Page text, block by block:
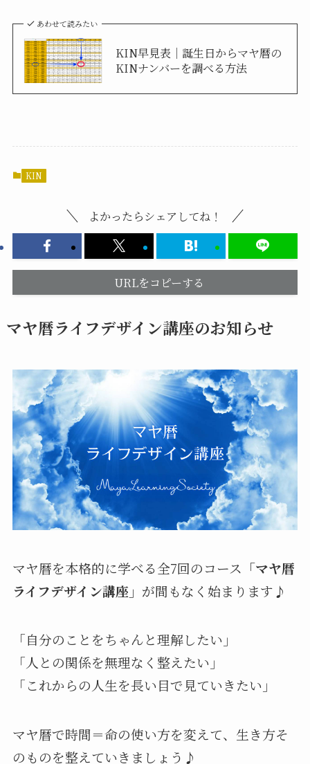
あわせて読みたい
KIN早見表｜誕生日からマヤ暦の
KINナンバーを調べる方法
KIN
よかったらシェアしてね！
URLをコピーする
マヤ暦ライフデザイン講座のお知らせ
マヤ暦を本格的に学べる全7回のコース 「マヤ暦
ライフデザイン講座」 が間もなく始まります♪
「自分のことをちゃんと理解したい」
「人との関係を無理なく整えたい」
「これからの人生を長い目で見ていきたい」
マヤ暦で時間＝命の使い方を変えて、生き方そ
のものを整えていきましょう♪